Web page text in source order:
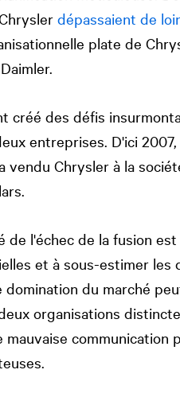
dépassaient de
plate de
créé des défis
entreprises. D'ici
Chrysler à la
de l'échec de la fusion
et à sous-estimer
du marché
organisations
communication